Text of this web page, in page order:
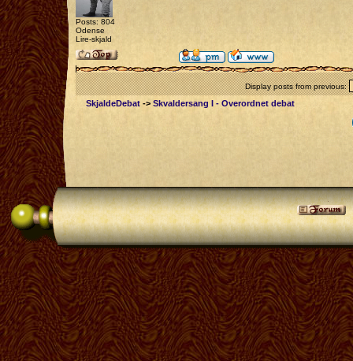
Posts: 804
Odense
Lire-skjald
Display posts from previous:
SkjaldeDebat -> Skvaldersang I - Overordnet debat